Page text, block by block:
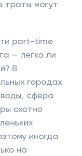
траты могут
part-time
— легко ли
В
городах
сфера
охотно
иногда
на